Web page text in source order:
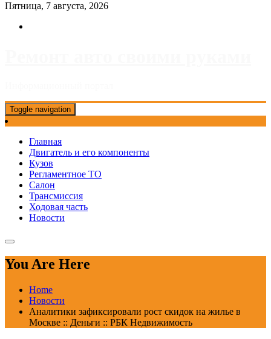
Пятница, 7 августа, 2026
Toggle navigation
Главная
Двигатель и его компоненты
Кузов
Регламентное ТО
Салон
Трансмиссия
Ходовая часть
Новости
You Are Here
Home
Новости
Аналитики зафиксировали рост скидок на жилье в
Москве :: Деньги :: РБК Недвижимость